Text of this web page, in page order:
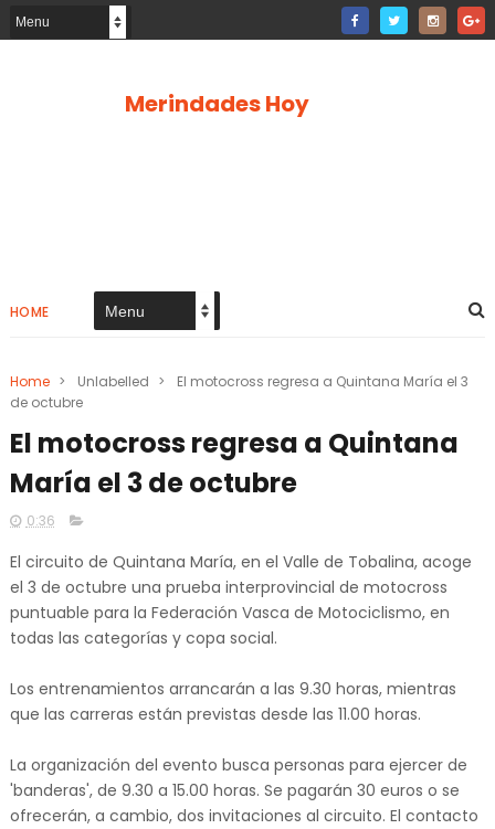
Merindades Hoy
HOME
Home > Unlabelled >
El motocross regresa a Quintana María el 3
de octubre
El motocross regresa a Quintana
María el 3 de octubre
0:36
El circuito de Quintana María, en el Valle de Tobalina, acoge
el 3 de octubre una prueba interprovincial de motocross
puntuable para la Federación Vasca de Motociclismo, en
todas las categorías y copa social.
Los entrenamientos arrancarán a las 9.30 horas, mientras
que las carreras están previstas desde las 11.00 horas.
La organización del evento busca personas para ejercer de
'banderas', de 9.30 a 15.00 horas. Se pagarán 30 euros o se
ofrecerán, a cambio, dos invitaciones al circuito. El contacto